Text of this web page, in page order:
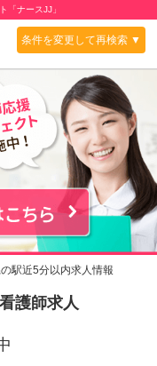
「ナースJJ」
条件を変更して再検索 ▼
駅近5分以内求人情報
看護師求人